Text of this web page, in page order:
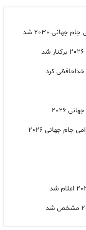
۲۰۳۰ شد
۲۰۲۶
جام جهانی ۲۰۲۶